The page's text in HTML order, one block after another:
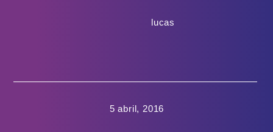
lucas
5 abril, 2016